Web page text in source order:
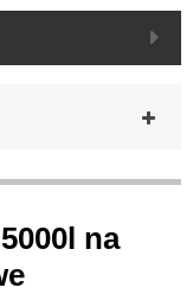
na